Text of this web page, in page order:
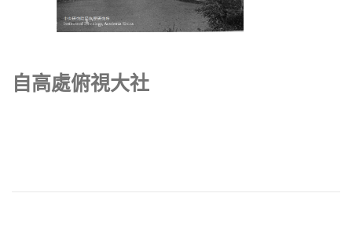
自高處俯視大社